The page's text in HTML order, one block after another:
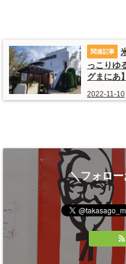
っこりゆ
グまにあ】
2022-11-10
＼フォロ